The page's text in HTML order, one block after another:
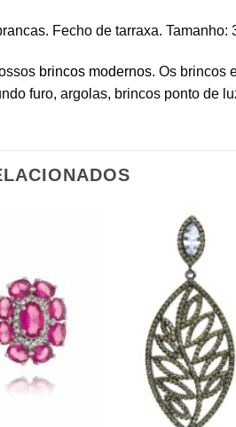
Fecho de tarraxa. Tamanho:
brincos modernos. Os brincos
furo, argolas, brincos ponto de